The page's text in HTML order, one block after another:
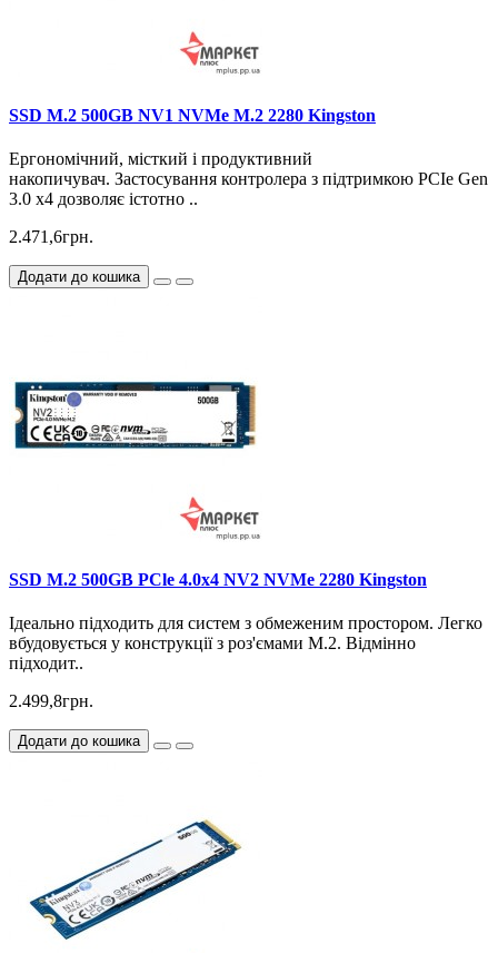
SSD M.2 500GB NV1 NVMe M.2 2280 Kingston
Ергономічний, місткий і продуктивний
накопичувач. Застосування контролера з підтримкою PCIe Gen
3.0 x4 дозволяє істотно ..
2.471,6грн.
Додати до кошика
SSD M.2 500GB PCle 4.0x4 NV2 NVMe 2280 Kingston
Ідеально підходить для систем з обмеженим простором. Легко
вбудовується у конструкції з роз'ємами M.2. Відмінно
підходит..
2.499,8грн.
Додати до кошика